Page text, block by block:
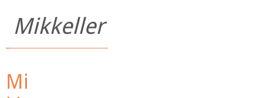
Mikkeller
Mi